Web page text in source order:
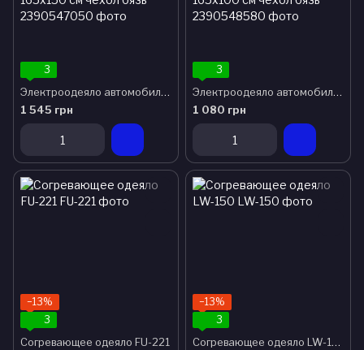
3
Электроодеяло автомобильное с подогревом от клемы аккумулятора крокодилы 165х150 см чехол бязь
1 545 грн
3
Электроодеяло автомобильное с подогревом от клемы аккумулятора "крокодилы" 165х100 см чехол бязь
1 080 грн
−13%
3
Согревающее одеяло FU-221
−13%
3
Согревающее одеяло LW-150